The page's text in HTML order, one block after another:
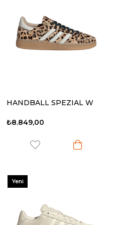
HANDBALL SPEZIAL W
₺8.849,00
Yeni